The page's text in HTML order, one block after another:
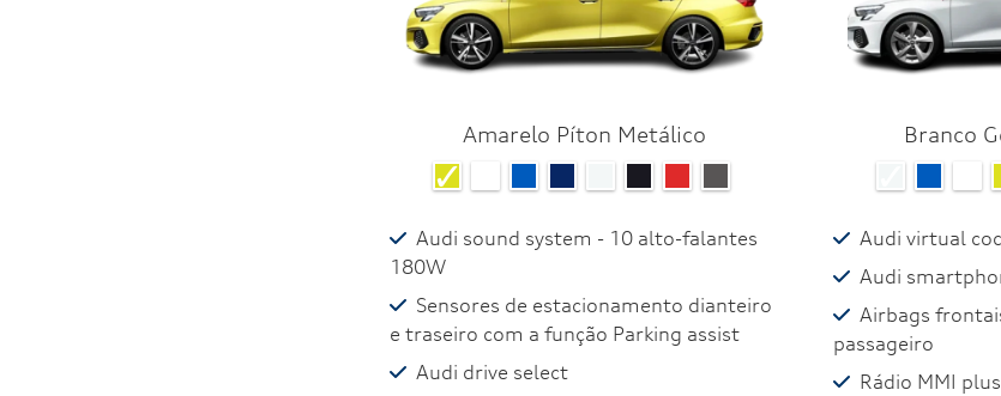
Amarelo Píton Metálico
Audi sound system - 10 alto-falantes
180W
Sensores de estacionamento dianteiro
e traseiro com a função Parking assist
Audi drive select
Branco
Audi virtual
Audi
Airbags
passageiro
Rádio MMI